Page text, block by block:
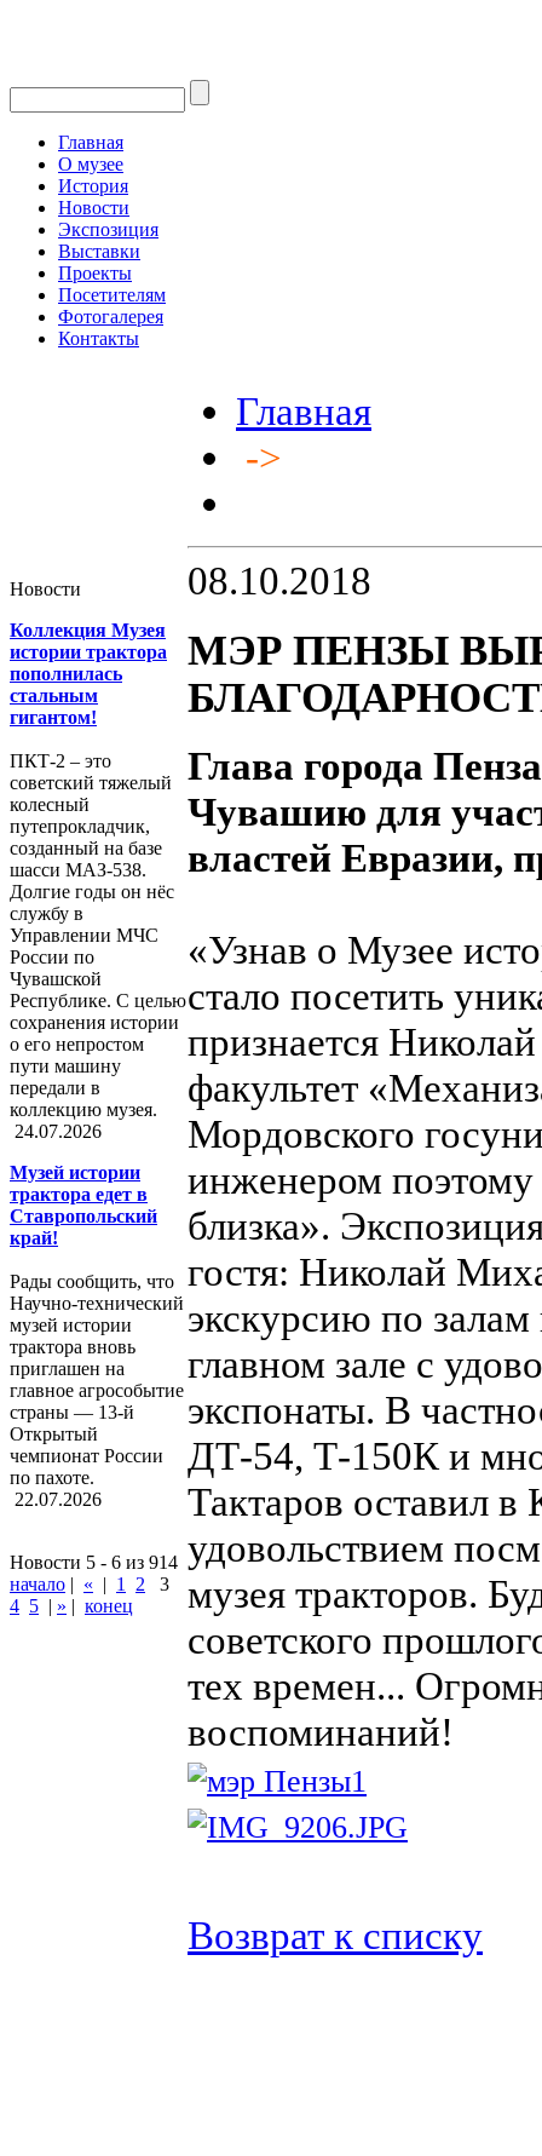
Главная
О музее
История
Новости
Экспозиция
Выставки
Проекты
Посетителям
Фотогалерея
Контакты
Новости
Коллекция Музея
истории трактора
пополнилась
стальным
гигантом!
ПКТ-2 – это
советский тяжелый
колесный
путепрокладчик,
созданный на базе
шасси МАЗ-538.
Долгие годы он нёс
службу в
Управлении МЧС
России по
Чувашской
Республике. С целью
сохранения истории
о его непростом
пути машину
передали в
коллекцию музея.
24.07.2026
Музей истории
трактора едет в
Ставропольский
край!
Рады сообщить, что
Научно-технический
музей истории
трактора вновь
приглашен на
главное агрособытие
страны — 13-й
Открытый
чемпионат России
по пахоте.
22.07.2026
Новости 5 - 6 из 914
начало | « | 1 2
3
4 5 | » | конец
Главная
->
08.10.2018
МЭР ПЕНЗЫ
Глава города
Чувашию для
властей Евразии,
«Узнав о Музее
стало посетить
признается
факультет
Мордовского
инженером поэтому
близка».
гостя: Николай
экскурсию по
главном зале с
экспонаты. В
ДТ-54, Т-150К и
Тактаров оставил в
удовольствием
музея тракторов.
советского
тех времен...
воспоминаний!
Возврат к списку